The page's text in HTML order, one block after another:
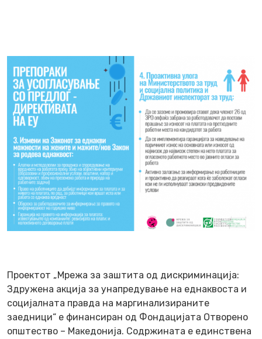
Проектот „Мрежа за заштита од дискриминација:
Здружена акција за унапредување на еднаквоста и
социјалната правда на маргинализираните
заедници“ е финансиран од Фондацијата Отворено
општество – Македонија. Содржината е единствена